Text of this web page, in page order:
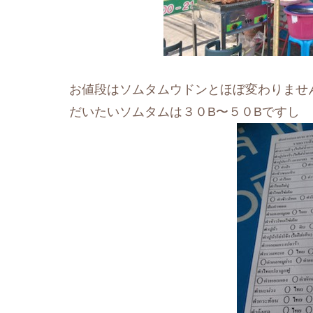
お値段はソムタムウドンとほぼ変わりませ
だいたいソムタムは３０B〜５０Bですし